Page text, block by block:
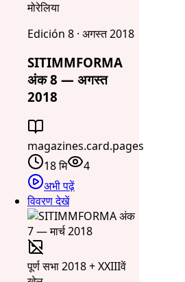
मोरेलिया
Edición 8 · अगस्त 2018
SITIMMFORMA
अंक 8 — अगस्त
2018
magazines.card.pages
18 मि
4
अभी पढ़ें
विवरण देखें
पूर्ण सभा 2018 + XXIIIवें